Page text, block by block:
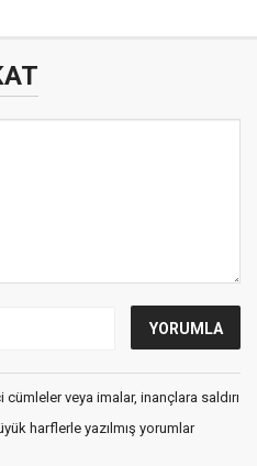
veya imalar, inançlara saldırı
harflerle yazılmış yorumlar